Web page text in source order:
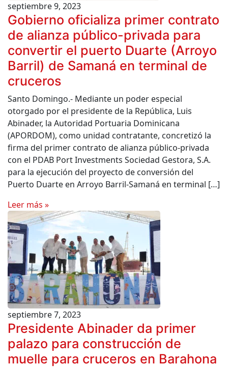
septiembre 9, 2023
Gobierno oficializa primer contrato
de alianza público-privada para
convertir el puerto Duarte (Arroyo
Barril) de Samaná en terminal de
cruceros
Santo Domingo.- Mediante un poder especial
otorgado por el presidente de la República, Luis
Abinader, la Autoridad Portuaria Dominicana
(APORDOM), como unidad contratante, concretizó la
firma del primer contrato de alianza público-privada
con el PDAB Port Investments Sociedad Gestora, S.A.
para la ejecución del proyecto de conversión del
Puerto Duarte en Arroyo Barril-Samaná en terminal […]
Leer más »
septiembre 7, 2023
Presidente Abinader da primer
palazo para construcción de
muelle para cruceros en Barahona